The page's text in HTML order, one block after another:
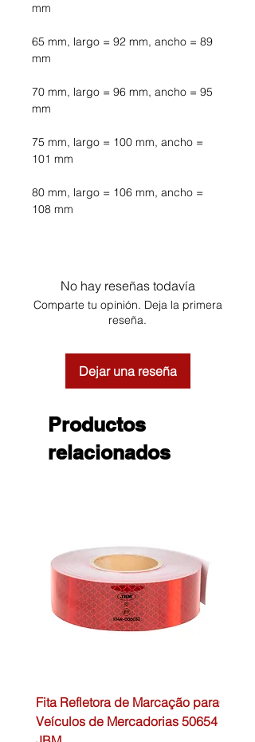
mm
65 mm, largo = 92 mm, ancho = 89
mm
70 mm, largo = 96 mm, ancho = 95
mm
75 mm, largo = 100 mm, ancho =
101 mm
80 mm, largo = 106 mm, ancho =
108 mm
No hay reseñas todavía
Comparte tu opinión. Deja la primera
reseña.
Dejar una reseña
Productos
relacionados
Fita Refletora de Marcação para
Veículos de Mercadorias 50654